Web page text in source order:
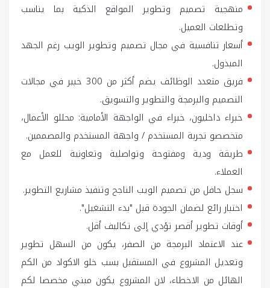
منهجية تصميم وتطوير المواقع الذكية بما يناسب
وتطلعات العميل.
أسعار تنافسية في مجال تصميم وتطوير الويب رغم الجهد
المبذول.
فريق متعدد الوظائف يضم أكثر من 300 خبير في مجالات
التصميم والبرمجة والتطوير والتسويق.
خبراء داخليون، خبراء في الواجهة الأمامية: محللو الأعمال،
متخصصو تجربة المستخدم / واجهة المستخدم والمصممين.
طريقة ودية ومفتوحة وتواصلية وتعاونية للعمل مع
العملاء.
سجل حافل من تصميم الويب الناجح وتنفيذ مشاريع التطوير.
اختبار رائع لضمان الجودة قبل "بدء التشغيل".
أوقات تطوير أقصر تؤدي إلى تكاليف أقل.
عند الاعتماد البرمجة من الصفر، يكون من السهل تطوير
وتعديل المشروع في المستقبل بسب خلو الاكواد من الكم
الهائل من الاخطاء، لان المشروع يكون مبني مخصصا لكم